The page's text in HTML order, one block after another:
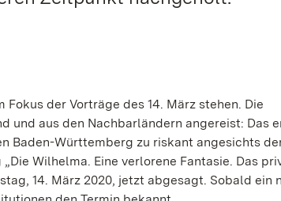
der Vorträge des 14. März stehen. Die
und aus den Nachbarländern angereist: Das
Baden-Württemberg zu riskant angesichts
Wilhelma. Eine verlorene Fantasie. Das
14. März 2020, jetzt abgesagt. Sobald ein